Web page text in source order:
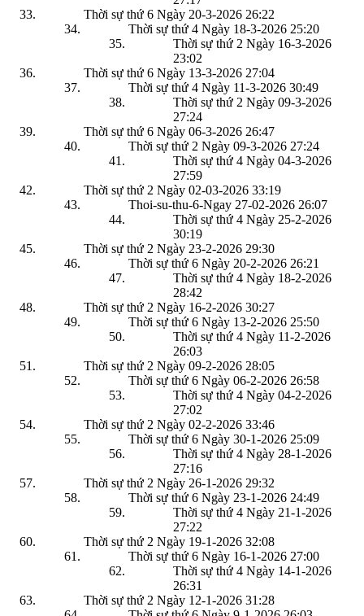
Thời sự thứ 6 Ngày 20-3-2026 26:22
Thời sự thứ 4 Ngày 18-3-2026 25:20
Thời sự thứ 2 Ngày 16-3-2026
23:02
Thời sự thứ 6 Ngày 13-3-2026 27:04
Thời sự thứ 4 Ngày 11-3-2026 30:49
Thời sự thứ 2 Ngày 09-3-2026
27:24
Thời sự thứ 6 Ngày 06-3-2026 26:47
Thời sự thứ 2 Ngày 09-3-2026 27:24
Thời sự thứ 4 Ngày 04-3-2026
27:59
Thời sự thứ 2 Ngày 02-03-2026 33:19
Thoi-su-thu-6-Ngay 27-02-2026 26:07
Thời sự thứ 4 Ngày 25-2-2026
30:19
Thời sự thứ 2 Ngày 23-2-2026 29:30
Thời sự thứ 6 Ngày 20-2-2026 26:21
Thời sự thứ 4 Ngày 18-2-2026
28:42
Thời sự thứ 2 Ngày 16-2-2026 30:27
Thời sự thứ 6 Ngày 13-2-2026 25:50
Thời sự thứ 4 Ngày 11-2-2026
26:03
Thời sự thứ 2 Ngày 09-2-2026 28:05
Thời sự thứ 6 Ngày 06-2-2026 26:58
Thời sự thứ 4 Ngày 04-2-2026
27:02
Thời sự thứ 2 Ngày 02-2-2026 33:46
Thời sự thứ 6 Ngày 30-1-2026 25:09
Thời sự thứ 4 Ngày 28-1-2026
27:16
Thời sự thứ 2 Ngày 26-1-2026 29:32
Thời sự thứ 6 Ngày 23-1-2026 24:49
Thời sự thứ 4 Ngày 21-1-2026
27:22
Thời sự thứ 2 Ngày 19-1-2026 32:08
Thời sự thứ 6 Ngày 16-1-2026 27:00
Thời sự thứ 4 Ngày 14-1-2026
26:31
Thời sự thứ 2 Ngày 12-1-2026 31:28